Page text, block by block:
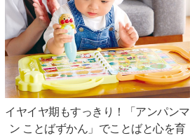
イヤイヤ期もすっきり！「アンパンマ
ン ことばずかん」でことばと心を育